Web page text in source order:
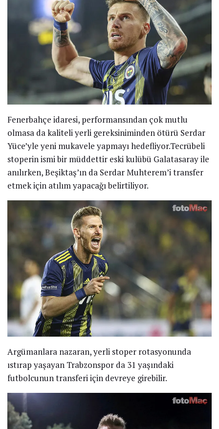
Fenerbahçe idaresi, performansından çok mutlu
olmasa da kaliteli yerli gereksiniminden ötürü Serdar
Yüce’yle yeni mukavele yapmayı hedefliyor.Tecrübeli
stoperin ismi bir müddettir eski kulübü Galatasaray ile
anılırken, Beşiktaş’ın da Serdar Muhterem’i transfer
etmek için atılım yapacağı belirtiliyor.
Argümanlara nazaran, yerli stoper rotasyonunda
ıstırap yaşayan Trabzonspor da 31 yaşındaki
futbolcunun transferi için devreye girebilir.